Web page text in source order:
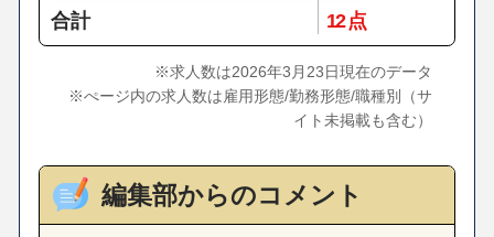
合計 12 点
※求人数は2026年3月23日現在のデータ
※ぺージ内の求人数は雇用形態/勤務形態/職種別（サ
イト未掲載も含む）
編集部からのコメント